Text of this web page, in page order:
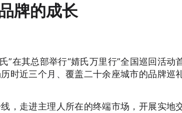
牌的成长
”在其总部举行“婧氏万里行”全国巡回活动
时近三个月、覆盖二十余座城市的品牌巡
，走进主理人所在的终端市场，开展实地